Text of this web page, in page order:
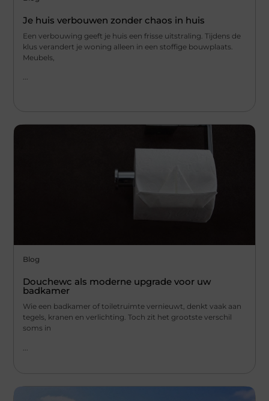
Je huis verbouwen zonder chaos in huis
Een verbouwing geeft je huis een frisse uitstraling. Tijdens de
klus verandert je woning alleen in een stoffige bouwplaats.
Meubels,
...
Blog
Douchewc als moderne upgrade voor uw
badkamer
Wie een badkamer of toiletruimte vernieuwt, denkt vaak aan
tegels, kranen en verlichting. Toch zit het grootste verschil
soms in